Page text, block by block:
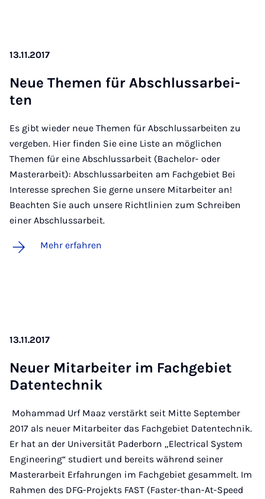
13.11.2017
Neue The­men für Ab­schluss­a­r­bei­
ten
Es gibt wieder neue Themen für Abschlussarbeiten zu
vergeben. Hier finden Sie eine Liste an möglichen
Themen für eine Abschlussarbeit (Bachelor- oder
Masterarbeit): Abschlussarbeiten am Fachgebiet Bei
Interesse sprechen Sie gerne unsere Mitarbeiter an!
Beachten Sie auch unsere Richtlinien zum Schreiben
einer Abschlussarbeit.
Mehr erfahren
13.11.2017
Neu­er Mit­a­r­bei­ter im Fach­ge­biet
Da­ten­tech­nik
Mohammad Urf Maaz verstärkt seit Mitte September
2017 als neuer Mitarbeiter das Fachgebiet Datentechnik.
Er hat an der Universität Paderborn „Electrical System
Engineering“ studiert und bereits während seiner
Masterarbeit Erfahrungen im Fachgebiet gesammelt. Im
Rahmen des DFG-Projekts FAST (Faster-than-At-Speed